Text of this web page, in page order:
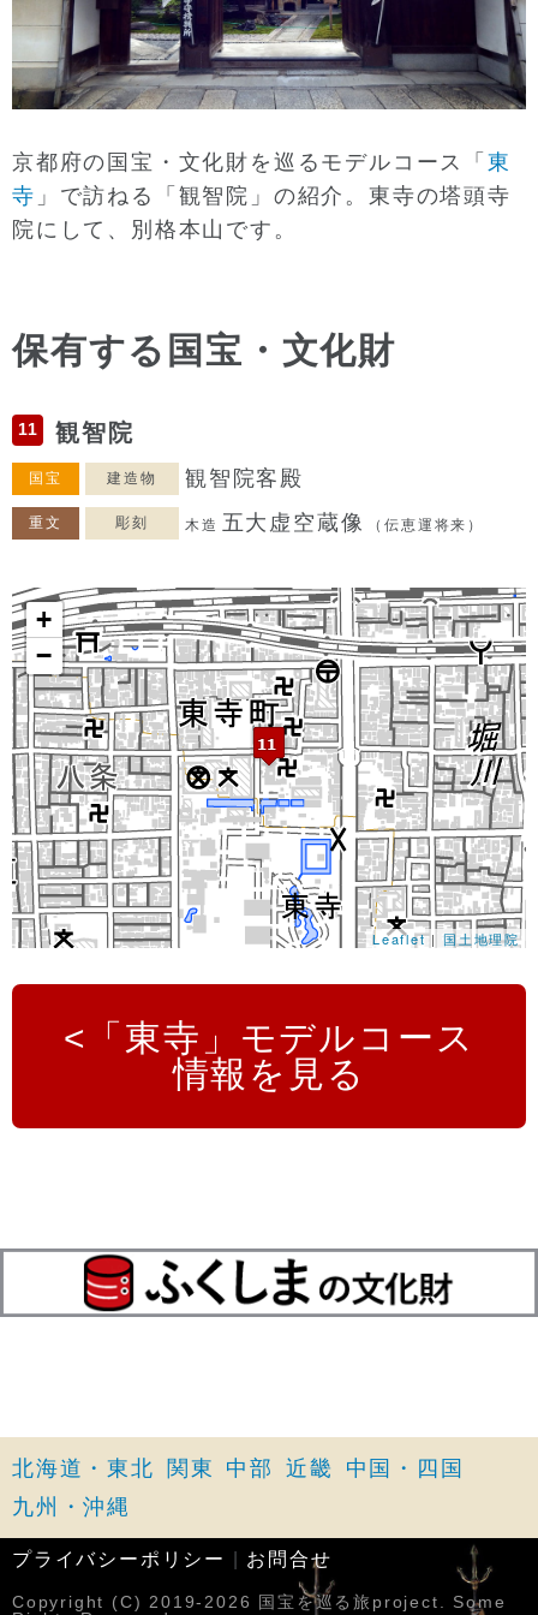
京都府の国宝・文化財を巡るモデルコース「 東
寺 」で訪ねる「観智院」の紹介。東寺の塔頭寺
院にして、別格本山です。
保有する国宝・文化財
11 観智院
国宝 建造物 観智院客殿
重文 彫刻 木造 五大虚空蔵像 （伝恵運将来）
+
−
Leaflet| 国土地理院
「東寺」モデルコース
情報を見る
北海道・東北 関東 中部 近畿
中国・四国
九州・沖縄
プライバシーポリシー お問合せ
Copyright (C) 2019-2026 国宝を巡る旅project. Some